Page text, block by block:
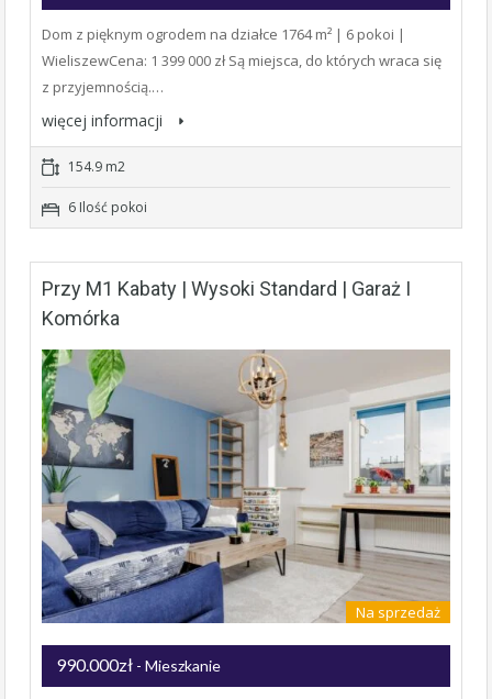
Dom z pięknym ogrodem na działce 1764 m² | 6 pokoi |
WieliszewCena: 1 399 000 zł Są miejsca, do których wraca się
z przyjemnością.…
więcej informacji
154.9 m2
6 Ilość pokoi
Przy M1 Kabaty | Wysoki Standard | Garaż I
Komórka
Na sprzedaż
990.000zł - Mieszkanie